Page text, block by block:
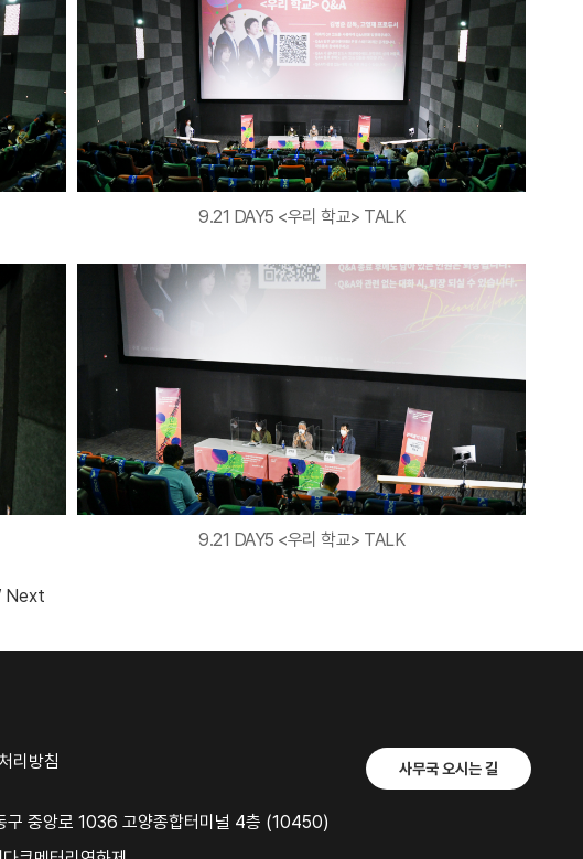
9.21 DAY5 <우리 학교> TALK
9.21 DAY5 <우리 학교> TALK
Next
리방침
구 중앙로 1036 고양종합터미널 4층 (10450)
사무국 오시는 길